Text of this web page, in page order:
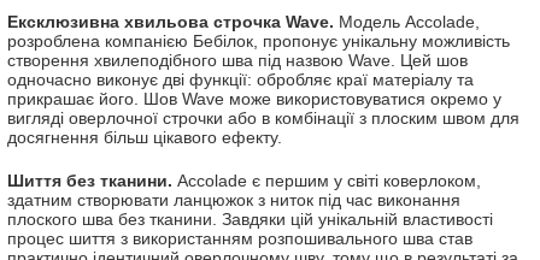
Ексклюзивна хвильова строчка Wave. Модель Accolade,
розроблена компанією Бебілок, пропонує унікальну можливість
створення хвилеподібного шва під назвою Wave. Цей шов
одночасно виконує дві функції: обробляє краї матеріалу та
прикрашає його. Шов Wave може використовуватися окремо у
вигляді оверлочної строчки або в комбінації з плоским швом для
досягнення більш цікавого ефекту.
Шиття без тканини. Accolade є першим у світі коверлоком,
здатним створювати ланцюжок з ниток під час виконання
плоского шва без тканини. Завдяки цій унікальній властивості
процес шиття з використанням розпошивального шва став